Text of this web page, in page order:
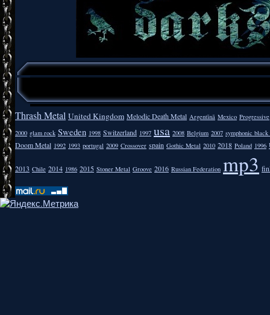
Thrash Metal United Kingdom Melodic Death Metal Argentīnā Mexico Progressive
2000 glam rock Sweden 1998 Switzerland 1997 usa 2008 Belgium 2007 symphonic
Doom Metal 1992 1993 portugal 2009 Crossover spain Gothic Metal 2010 2018 Poland 1996
2013 Chile 2014 1986 2015 Stoner Metal Groove 2016 Russian Federation mp3